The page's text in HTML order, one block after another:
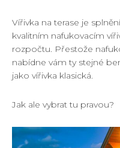
Vířivka na terase je
kvalitním nafukovacím
rozpočtu. Přestože
nabídne vám ty stejné
jako vířivka klasická.
Jak ale vybrat tu pravou?